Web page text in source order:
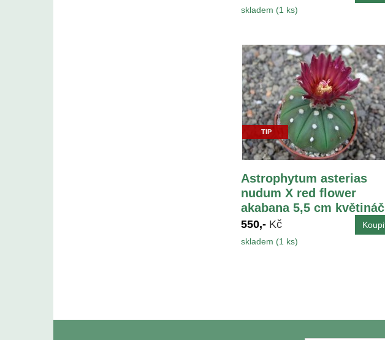
skladem (1 ks)
TIP
Astrophytum asterias
nudum X red flower
akabana 5,5 cm květináč
550,- Kč
skladem (1 ks)